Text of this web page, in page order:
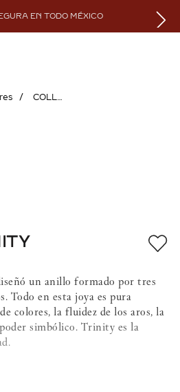
EN TODO MÉXICO
COLLAR TRINITY
un anillo formado por tres
Todo en esta joya es pura
colores, la fluidez de los aros, la
simbólico. Trinity es la